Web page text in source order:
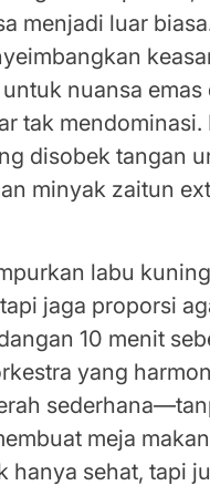
menjadi luar
nuansa
tak mendominasi.
disobek tangan
minyak zaitun
labu
jaga proporsi
10 menit
yang
meja
hanya sehat, tapi